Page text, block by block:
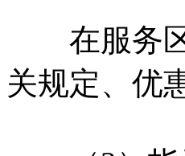
在服务区
关规定、优